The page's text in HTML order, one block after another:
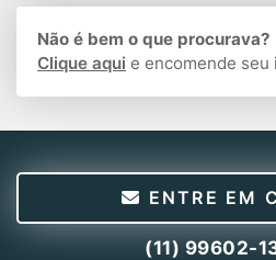
Não é bem o que procurava?
Clique aqui e encomende seu
ENTRE EM
(11) 99602-